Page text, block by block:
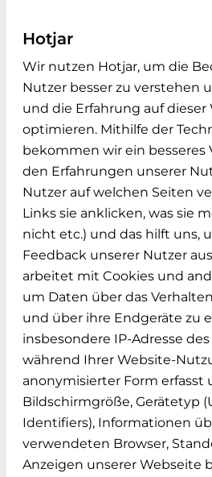
Hotjar
Wir nutzen Hotjar, um die
Nutzer besser zu verstehen
und die Erfahrung auf dieser
optimieren. Mithilfe der
bekommen wir ein besseres
den Erfahrungen unserer
Nutzer auf welchen Seiten
Links sie anklicken, was sie
nicht etc.) und das hilft uns,
Feedback unserer Nutzer
arbeitet mit Cookies und
um Daten über das
und über ihre Endgeräte zu
insbesondere IP-Adresse
während Ihrer Website-
anonymisierter Form erfasst
Bildschirmgröße, Gerätetyp
Identifiers), Informationen
verwendeten Browser,
Anzeigen unserer Webseite